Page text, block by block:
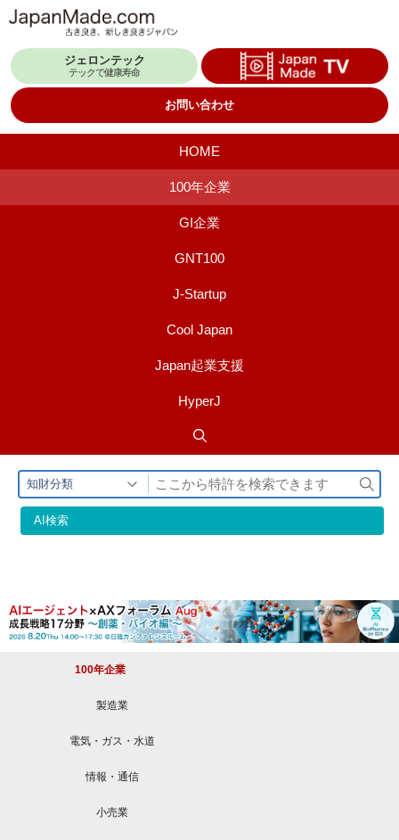
テ
ス
ジェロンテック
テックで健康寿命
お問い合わせ
HOME
100年企業
GI企業
GNT100
J-Startup
Cool Japan
Japan起業支援
HyperJ
知財分類
検
索
AI検索
100年企業
製造業
電気・ガス・水道
情報・通信
小売業